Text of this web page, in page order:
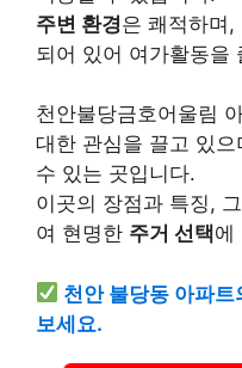
주변 환경은 쾌적하며,
되어 있어 여가활동을
천안불당금호어울림
대한 관심을 끌고 있
수 있는 곳입니다.
이곳의 장점과 특징,
여 현명한 주거 선택에
천안 불당동 아파
보세요.